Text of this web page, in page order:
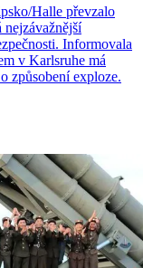
Halle převzalo
nejzávažnější
Informovala
v Karlsruhe má
způsobení exploze.